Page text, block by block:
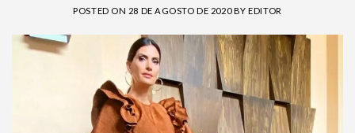
POSTED ON 28 DE AGOSTO DE 2020 BYEDITOR